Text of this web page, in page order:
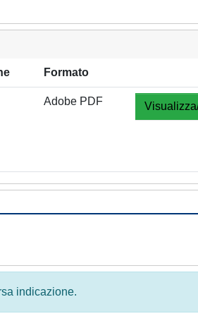
Formato
Adobe PDF
indicazione.